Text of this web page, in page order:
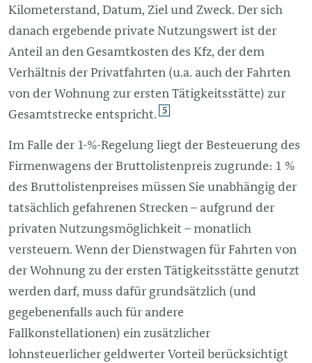
Kilometerstand, Datum, Ziel und Zweck. Der sich
danach ergebende private Nutzungswert ist der
Anteil an den Gesamtkosten des Kfz, der dem
Verhältnis der Privatfahrten (u.a. auch der Fahrten
von der Wohnung zur ersten Tätigkeitsstätte) zur
Gesamtstrecke entspricht. 5
Im Falle der 1-%-Regelung liegt der Besteuerung des
Firmenwagens der Bruttolistenpreis zugrunde: 1 %
des Bruttolistenpreises müssen Sie unabhängig der
tatsächlich gefahrenen Strecken – aufgrund der
privaten Nutzungsmöglichkeit – monatlich
versteuern. Wenn der Dienstwagen für Fahrten von
der Wohnung zu der ersten Tätigkeitsstätte genutzt
werden darf, muss dafür grundsätzlich (und
gegebenenfalls auch für andere
Fallkonstellationen) ein zusätzlicher
lohnsteuerlicher geldwerter Vorteil berücksichtigt